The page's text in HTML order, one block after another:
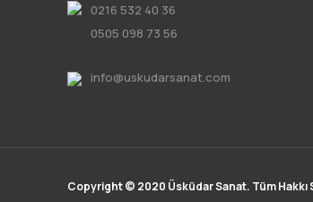
0216 532 40 36
0505 098 73 56
info@uskudarsanat.com
Copyright © 2020 Üsküdar Sanat. Tüm Hakkı